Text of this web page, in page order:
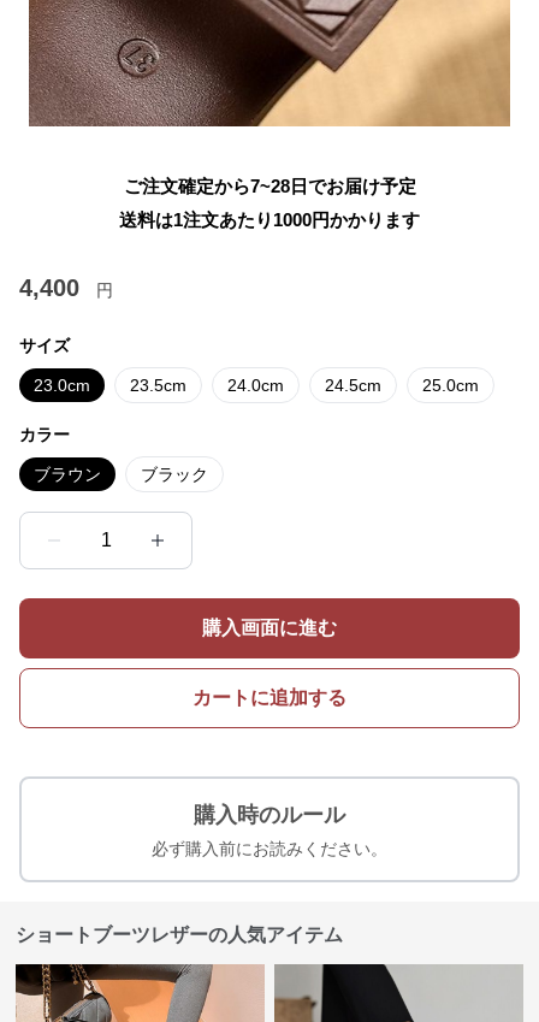
ご注文確定から7~28日でお届け予定
送料は1注文あたり 1000円かかります
4,400 円
サイズ
23.0cm 23.5cm 24.0cm 24.5cm 25.0cm
カラー
ブラウン ブラック
1
購入画面に進む
カートに追加する
購入時のルール
必ず購入前にお読みください。
ショートブーツレザーの人気アイテム